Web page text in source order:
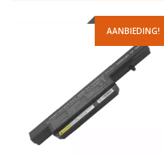
AANBIEDING!